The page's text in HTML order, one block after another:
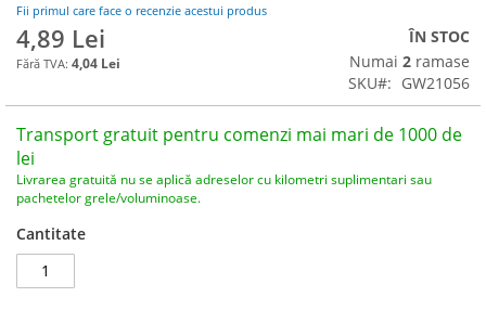
Fii primul care face o recenzie acestui produs
4,89 Lei
4,04 Lei
ÎN STOC
Numai 2 ramase
SKU
GW21056
Transport gratuit pentru comenzi mai mari de 1000 de
lei
Livrarea gratuită nu se aplică adreselor cu kilometri suplimentari sau
pachetelor grele/voluminoase.
Cantitate
of
the
images